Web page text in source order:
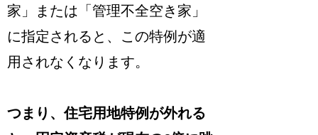
家」または「管理不全空き家」
に指定されると、この特例が適
用されなくなります。
つまり、住宅用地特例が外れる